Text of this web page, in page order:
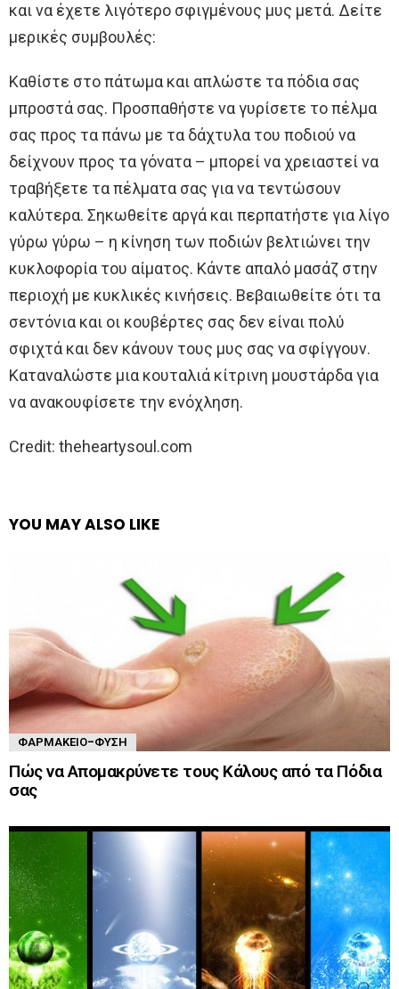
και να έχετε λιγότερο σφιγμένους μυς μετά. Δείτε
μερικές συμβουλές:
Καθίστε στο πάτωμα και απλώστε τα πόδια σας
μπροστά σας. Προσπαθήστε να γυρίσετε το πέλμα
σας προς τα πάνω με τα δάχτυλα του ποδιού να
δείχνουν προς τα γόνατα – μπορεί να χρειαστεί να
τραβήξετε τα πέλματα σας για να τεντώσουν
καλύτερα. Σηκωθείτε αργά και περπατήστε για λίγο
γύρω γύρω – η κίνηση των ποδιών βελτιώνει την
κυκλοφορία του αίματος. Κάντε απαλό μασάζ στην
περιοχή με κυκλικές κινήσεις. Βεβαιωθείτε ότι τα
σεντόνια και οι κουβέρτες σας δεν είναι πολύ
σφιχτά και δεν κάνουν τους μυς σας να σφίγγουν.
Καταναλώστε μια κουταλιά κίτρινη μουστάρδα για
να ανακουφίσετε την ενόχληση.
Credit: theheartysoul.com
YOU MAY ALSO LIKE
ΦΑΡΜΑΚΕΊΟ-ΦΎΣΗ
Πώς να Απομακρύνετε τους Κάλους από τα Πόδια
σας